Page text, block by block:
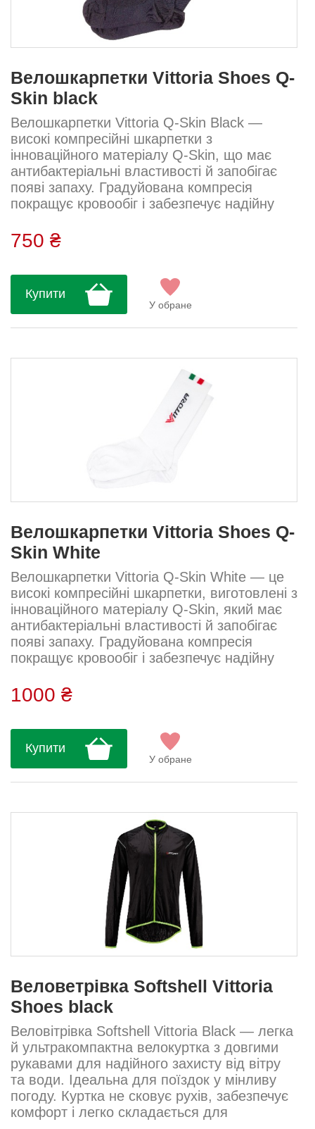
Велошкарпетки Vittoria Shoes Q-
Skin black
Велошкарпетки Vittoria Q-Skin Black —
високі компресійні шкарпетки з
інноваційного матеріалу Q-Skin, що має
антибактеріальні властивості й запобігає
появі запаху. Градуйована компресія
покращує кровообіг і забезпечує надійну
зоні стопи підсилює вентиляцію та захищає
від перегріву навіть під час
750 ₴
Купити
У обране
Велошкарпетки Vittoria Shoes Q-
Skin White
Велошкарпетки Vittoria Q-Skin White — це
високі компресійні шкарпетки, виготовлені з
інноваційного матеріалу Q-Skin, який має
антибактеріальні властивості й запобігає
появі запаху. Градуйована компресія
покращує кровообіг і забезпечує надійну
плетення у зоні стопи підсилює вентиляцію
та запобігає перегріву під час інтенсивних
логотипом Vittoria і прапором Італії
підкреслює стиль та якість Made in Italy....
1000 ₴
Купити
У обране
Веловетрівка Softshell Vittoria
Shoes black
Веловітрівка Softshell Vittoria Black — легка
й ультракомпактна велокуртка з довгими
рукавами для надійного захисту від вітру
та води. Ідеальна для поїздок у мінливу
погоду. Куртка не сковує рухів, забезпечує
комфорт і легко складається для